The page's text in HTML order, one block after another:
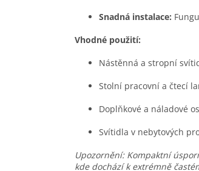
Snadná instalace:
Vhodné použití:
Nástěnná a stropní
Stolní pracovní a čtecí
Doplňkové a náladové
Svítidla v nebytových
Upozornění: Kompaktní
kde dochází k extrémně